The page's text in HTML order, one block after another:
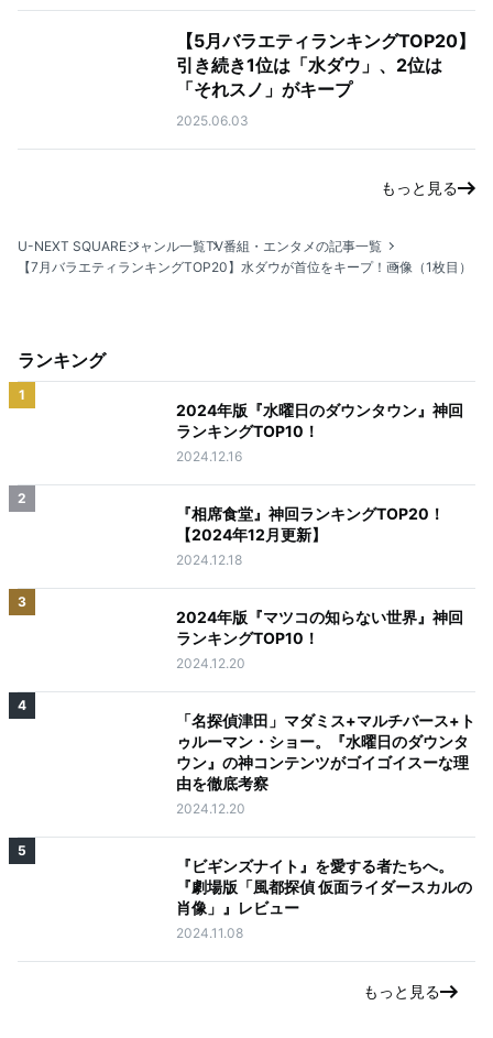
【5月バラエティランキングTOP20】
引き続き1位は「水ダウ」、2位は
「それスノ」がキープ
2025.06.03
もっと見る
U-NEXT SQUAREジャンル一覧TV番組・エンタメの記事一覧
【7月バラエティランキングTOP20】水ダウが首位をキープ！ 画像（1枚目）
ランキング
1
2024年版『水曜日のダウンタウン』神回
ランキングTOP10！
2024.12.16
2
『相席食堂』神回ランキングTOP20！
【2024年12月更新】
2024.12.18
3
2024年版『マツコの知らない世界』神回
ランキングTOP10！
2024.12.20
4
「名探偵津田」マダミス+マルチバース+ト
ゥルーマン・ショー。『水曜日のダウンタ
ウン』の神コンテンツがゴイゴイスーな理
由を徹底考察
2024.12.20
5
『ビギンズナイト』を愛する者たちへ。
『劇場版「風都探偵 仮面ライダースカルの
肖像」』レビュー
2024.11.08
もっと見る